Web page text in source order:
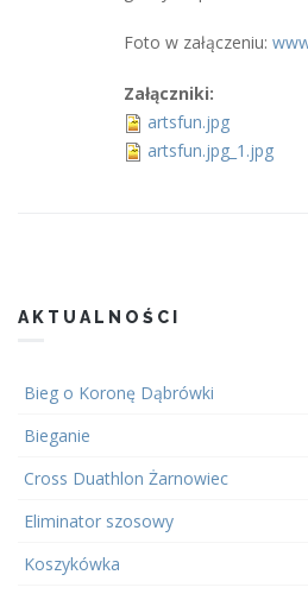
Foto w załączeniu:
Załączniki:
artsfun.jpg
artsfun.jpg_1.jpg
AKTUALNOŚCI
Bieg o Koronę Dąbrówki
Bieganie
Cross Duathlon Żarnowiec
Eliminator szosowy
Koszykówka